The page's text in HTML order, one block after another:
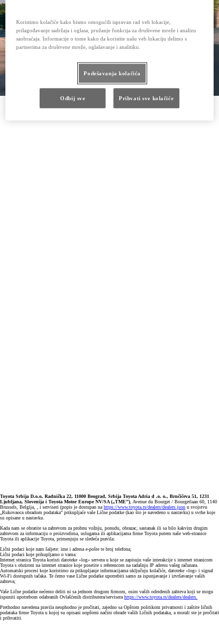
Toyota Srbija D.o.o, Radnička 22, 11000 Beograd, Srbija Toyota Adria d .o. o., Brnčičeva 51, 1231
Ljubljana, Slovenija i Toyota Motor Europe NV/SA („TME”), Avenue du Bourget / Bourgetlaan 60, 1140
Brussels, Belgija, , i serviseri (popis je dostupan nahttps://www.toyota.rs/dealers/dealers.json u svojstvu
„Rukovaoca obradom podataka” prikupljaće vaše Lične podatke (kao što je navedeno u nastavku) u svrhe koje
su opisane u nastavku.
Kada nam se obratite sa zahtevom za probnu vožnju, ponudu, obrazac, sastanak ili sa bilo kakvim drugim
zahtevom za informaciju o proizvodima, uslugama ili aplikacijama firme Toyota putem naše web-stranice
Toyota ili aplikacije Toyota, primenjuju se sledeća pravila:
Lični podaci koje nam šaljete: ime i adresa e-pošte te broj telefona;
Lični podaci koje prikupljamo o vama:
Internet stranica Toyota koristi datoteke »log« servera u koje se zapisuju vaše interakcije s internet stranicom
Toyota s obzirom na internet stranice koje posetite s referencom na tadašnju IP adresu vašeg računara.
Automatski procesi koje koristimo za prikupljanje informacijama uključuju kolačiće, datoteke »log« i signal
Wi-Fi dostupnih tačaka. Te ćemo vase Lične podatke upotrebiti samo za ispunjavanje i izvršavanje vaših
zahteva;
Vaše Lične podatke nećemo deliti ni sa jednom drugom firmom, osim vaših određenih zahteva koji se mogu
ispuniti upotrebom odabranih Ovlašćenih distributera/serviserahttps://www.toyota.rs/dealers/dealers.
Prethodno navedena pravila neophodno je pročitati, zajedno sa Opštom politikom privatnosti i zaštite ličnih
podataka firme Toyota u kojoj su opisani uopšteni načini obrade vaših Ličnih podataka, a morali ste je pročitati
i prihvatiti.
Koristimo kolačiće kako bismo omogućili ispravan rad veb lokacije,
prilagođavanje sadržaja i oglasa, pružanje funkcija za društvene mreže i analizu
saobraćaja. Informacije o tome kako da koristite našu veb lokaciju delimo s
partnerima za društvene mreže, oglašavanje i analitiku.
Podešavanja kolačića
Odbij sve Prihvati sve kolačiće